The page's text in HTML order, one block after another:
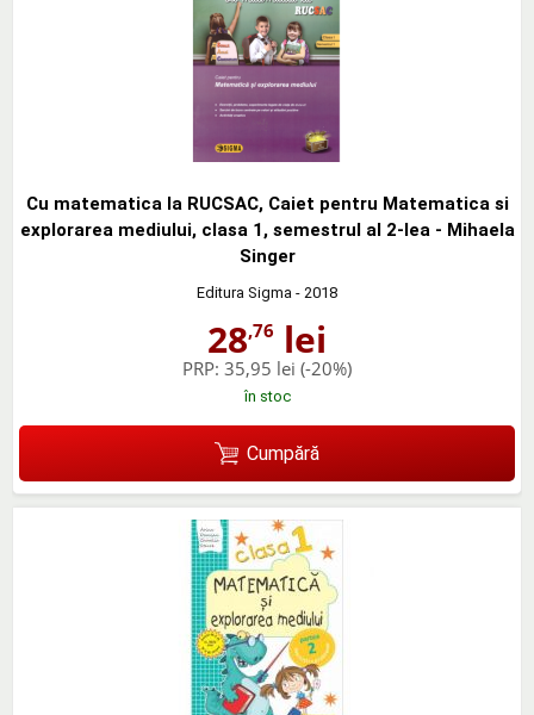
Cu matematica la RUCSAC, Caiet pentru Matematica si
explorarea mediului, clasa 1, semestrul al 2-lea - Mihaela
Singer
Editura Sigma - 2018
28,76 lei
PRP: 35,95 lei (-20%)
în stoc
Cumpără